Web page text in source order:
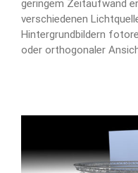
geringem Zeitaufwand
verschiedenen
Hintergrundbildern
oder orthogonaler